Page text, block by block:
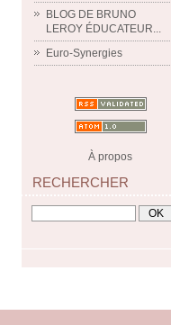
BLOG DE BRUNO
LEROY ÉDUCATEUR...
Euro-Synergies
À propos
RECHERCHER